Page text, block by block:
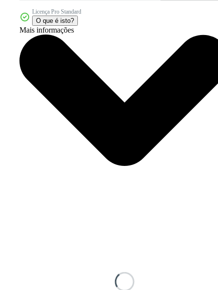
Licença Pro Standard
O que é isto?
Mais informações